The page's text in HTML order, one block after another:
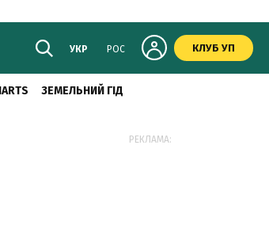
УКР РОС КЛУБ УП
ЗЕМЕЛЬНИЙ ГІД
РЕКЛАМА: